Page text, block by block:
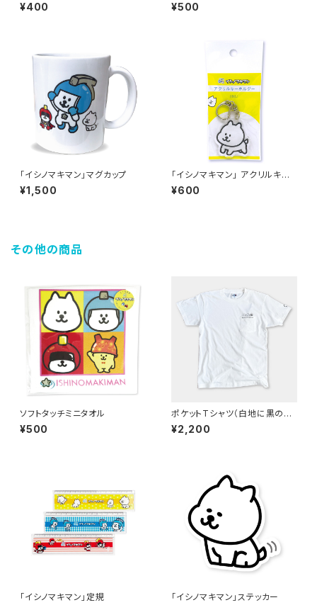
¥400 ¥500
「イシノマキマン」マグカップ
¥1,500
「イシノマキマン」 アクリルキー
ホルダー（イーヌ）
¥600
その他の商品
ソフトタッチミニタオル
¥500
ポケットTシャツ（白地に黒のデ
ザイン）
¥2,200
「イシノマキマン」定規 「イシノマキマン」ステッカー